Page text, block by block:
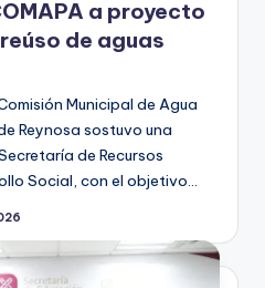
a proyecto
de aguas
Municipal de Agua
Reynosa sostuvo una
de Recursos
Social, con el objetivo…